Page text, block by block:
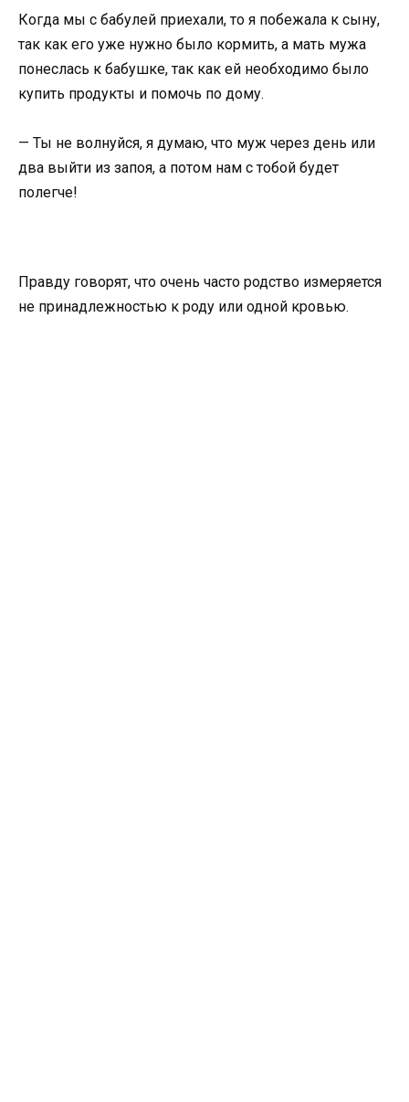
Когда мы с бабулей приехали, то я побежала к сыну,
так как его уже нужно было кормить, а мать мужа
понеслась к бабушке, так как ей необходимо было
купить продукты и помочь по дому.
— Ты не волнуйся, я думаю, что муж через день или
два выйти из запоя, а потом нам с тобой будет
полегче!
Правду говорят, что очень часто родство измеряется
не принадлежностью к роду или одной кровью.